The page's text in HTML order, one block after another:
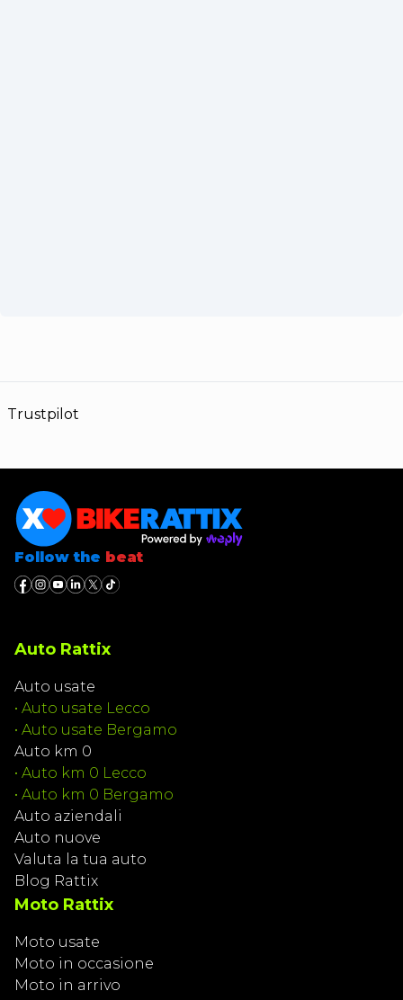
Trustpilot
Follow the beat
Auto Rattix
Auto usate
• Auto usate Lecco
• Auto usate Bergamo
Auto km 0
• Auto km 0 Lecco
• Auto km 0 Bergamo
Auto aziendali
Auto nuove
Valuta la tua auto
Blog Rattix
Moto Rattix
Moto usate
Moto in occasione
Moto in arrivo